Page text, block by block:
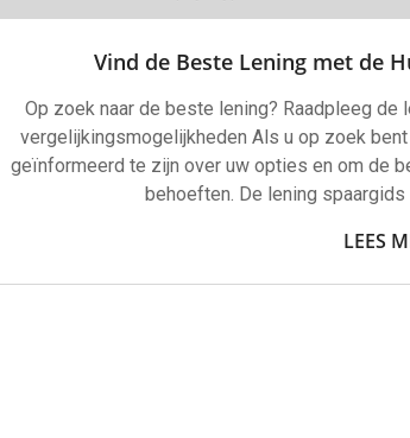
Vind de Beste Lening met de
Op zoek naar de beste lening? Raadpleeg
vergelijkingsmogelijkheden Als u op zoek
geïnformeerd te zijn over uw opties en om de
behoeften. De lening
LEES